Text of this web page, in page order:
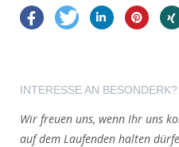
INTERESSE AN BESONDERK?
Wir freuen uns, wenn Ihr uns
auf dem Laufenden halten